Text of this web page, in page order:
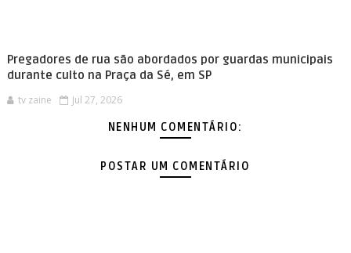
Pregadores de rua são abordados por guardas municipais
durante culto na Praça da Sé, em SP
tv zaine Jul 27, 2026
NENHUM COMENTÁRIO:
POSTAR UM COMENTÁRIO